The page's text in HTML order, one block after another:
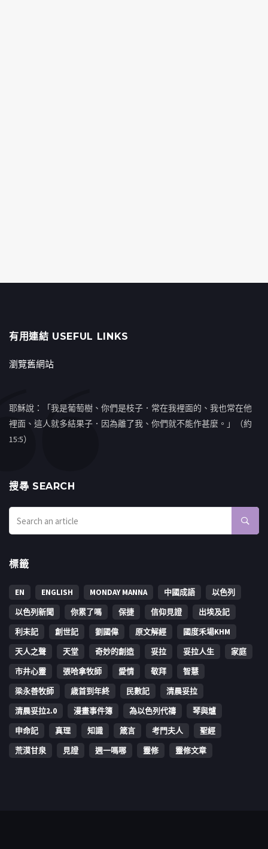
有用連結 USEFUL LINKS
瀏覽舊網站
耶穌說：「我是葡萄樹、你們是枝子．常在我裡面的、我也常在他
裡面、這人就多結果子．因為離了我、你們就不能作甚麼。」（約
15:5）
搜㝷 SEARCH
標籤
EN ENGLISH MONDAY MANNA 中國成語
以色列
以色列新聞
你累了嗎 保捷 信仰見證
出埃及記
利未記
創世記 劉國偉 原文解經
國度禾場KHM
天人之聲
天堂 奇妙的創造 妥拉 妥拉人生
家庭
市井心靈
張哈拿牧師 愛情 敬拜
智慧
梁永善牧師
歳首到年終 民數記
清晨妥拉
清晨妥拉2.0
漫畫事件簿 為以色列代禱
琴與爐
申命記
真理 知識 箴言 考門夫人
聖經
荒漠甘泉
見證 週一嗎哪 靈修 靈修文章